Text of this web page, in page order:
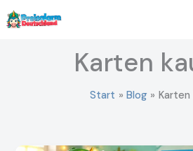
Zum
Inhalt
Karten
Start Blog Karten